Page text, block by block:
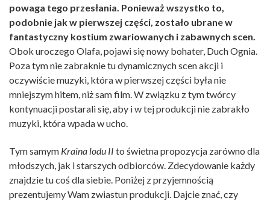
powaga tego przesłania. Ponieważ wszystko to,
podobnie jak w pierwszej części, zostało ubrane w
fantastyczny kostium zwariowanych i zabawnych scen.
Obok uroczego Olafa, pojawi się nowy bohater, Duch Ognia.
Poza tym nie zabraknie tu dynamicznych scen akcji i
oczywiście muzyki, która w pierwszej części była nie
mniejszym hitem, niż sam film. W związku z tym twórcy
kontynuacji postarali się, aby i w tej produkcji nie zabrakło
muzyki, która wpada w ucho.
Tym samym Kraina lodu II to świetna propozycja zarówno dla
młodszych, jak i starszych odbiorców. Zdecydowanie każdy
znajdzie tu coś dla siebie. Poniżej z przyjemnością
prezentujemy Wam zwiastun produkcji. Dajcie znać, czy